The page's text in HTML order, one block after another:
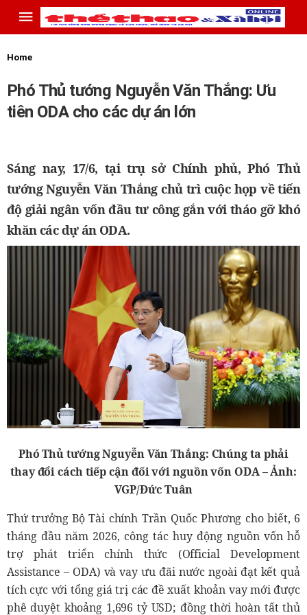
Home
Phó Thủ tướng Nguyễn Văn Thắng: Ưu
tiên ODA cho các dự án lớn
Sáng nay, 17/6, tại trụ sở Chính phủ, Phó Thủ
tướng Nguyễn Văn Thắng chủ trì cuộc họp về tiến
độ giải ngân vốn đầu tư công gắn với tháo gỡ khó
khăn các dự án ODA.
Phó Thủ tướng Nguyễn Văn Thắng: Chúng ta phải
thay đổi cách tiếp cận đối với nguồn vốn ODA – Ảnh:
VGP/Đức Tuân
Thứ trưởng Bộ Tài chính Trần Quốc Phương cho biết, 6
tháng đầu năm 2026, công tác huy động nguồn vốn hỗ
trợ phát triển chính thức (Official Development
Assistance – ODA) và vay ưu đãi nước ngoài đạt kết quả
tích cực với tổng giá trị các đề xuất khoản vay mới được
phê duyệt khoảng 1,696 tỷ USD; đồng thời hoàn tất thủ